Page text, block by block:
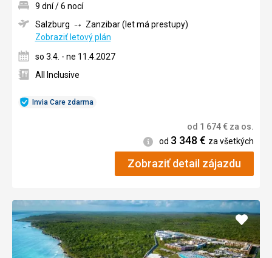
Invia Care zdarma
9 dní / 6 nocí
Salzburg
Zanzibar (let má prestupy)
Zobraziť letový plán
so 3.4. - ne 11.4.2027
All Inclusive
od 1 674€ za os.
Informácie
od 3 348 € za všetkých
Zobraziť detail zájazdu
Pridať
do